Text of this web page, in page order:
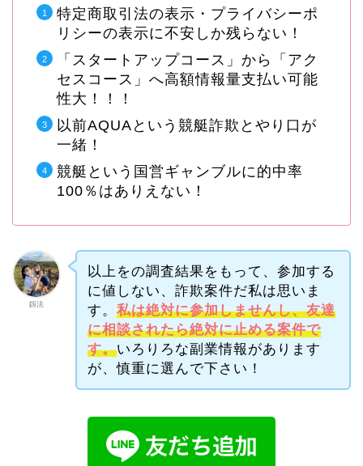
特定商取引法の表示・プライバシーポ
リシーの表示に不安しか残らない！
「スタートアップコース」から「アク
セスコース」へ高額情報量支払い可能
性大！！！
以前AQUAという競艇詐欺とやり口が
一緒！
競艇という国営ギャンブルに的中率
100％はありえない！
釼法
以上をの調査結果をもって、参加する
に値しない、詐欺案件だ私は思いま
す。 私は絶対に参加しませんし、友達
に相談されたら絶対に止める案件で
す。いろりろな副業情報があります
が、慎重に選んで下さい！